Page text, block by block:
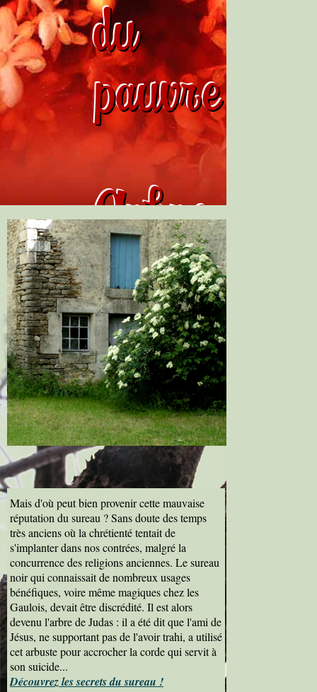
du
pauvre
Arbre
de Judas
Arbre à
Sorcière
Mais d'où peut bien provenir cette mauvaise
réputation du sureau ? Sans doute des temps
très anciens où la chrétienté tentait de
s'implanter dans nos contrées, malgré la
concurrence des religions anciennes. Le sureau
noir qui connaissait de nombreux usages
bénéfiques, voire même magiques chez les
Gaulois, devait être discrédité. Il est alors
devenu l'arbre de Judas : il a été dit que l'ami de
Jésus, ne supportant pas de l'avoir trahi, a utilisé
cet arbuste pour accrocher la corde qui servit à
son suicide...
Découvrez les secrets du sureau !